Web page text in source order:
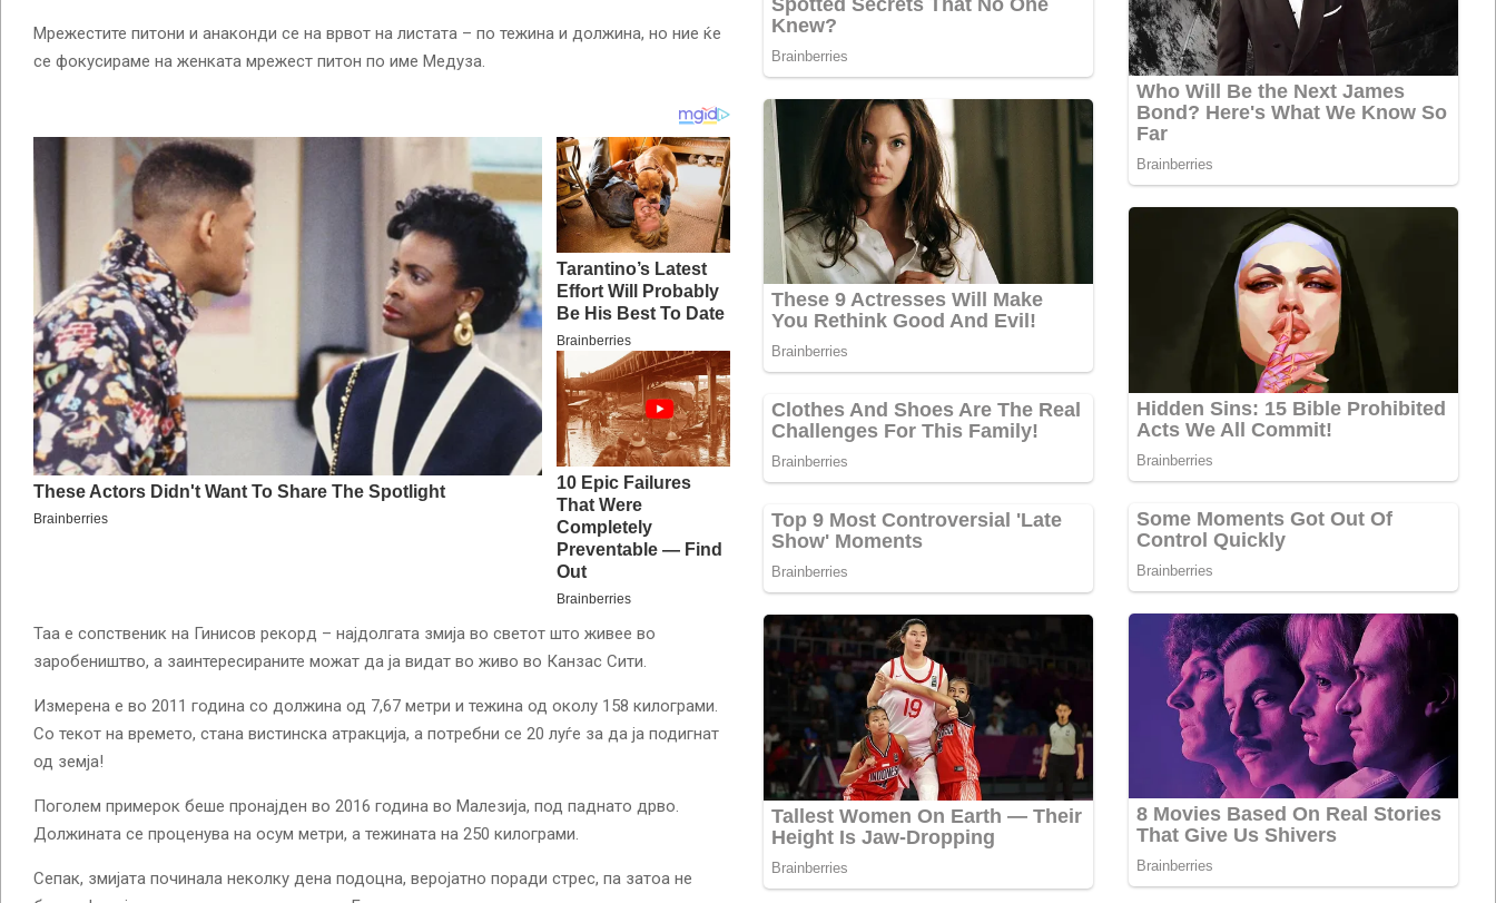
Мрежестите питони и анаконди се на врвот на листата – по тежина и должина, но ние ќе
се фокусираме на женката мрежест питон по име Медуза.
Таа е сопственик на Гинисов рекорд – најдолгата змија во светот што живее во
заробеништво, а заинтересираните можат да ја видат во живо во Канзас Сити.
Измерена е во 2011 година со должина од 7,67 метри и тежина од околу 158 килограми.
Со текот на времето, стана вистинска атракција, а потребни се 20 луѓе за да ја подигнат
од земја!
Поголем примерок беше пронајден во 2016 година во Малезија, под паднато дрво.
Должината се проценува на осум метри, а тежината на 250 килограми.
Сепак, змијата починала неколку дена подоцна, веројатно поради стрес, па затоа не